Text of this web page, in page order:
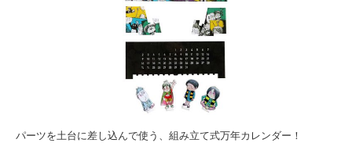
パーツを土台に差し込んで使う、組み立て式万年カレンダー！